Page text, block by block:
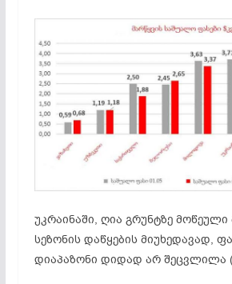
უკრაინაში, ღია გრუნტზე მოწეული
სეზონის დაწყების მიუხედავად,
დიაპაზონი დიდად არ შეცვლილა